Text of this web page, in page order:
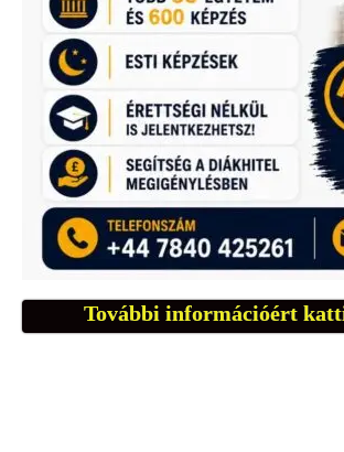
További információért